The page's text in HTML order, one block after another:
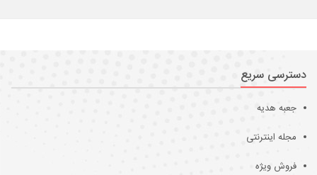
دسترسی سریع
جعبه هدیه
مجله اینترنتی
فروش ویژه